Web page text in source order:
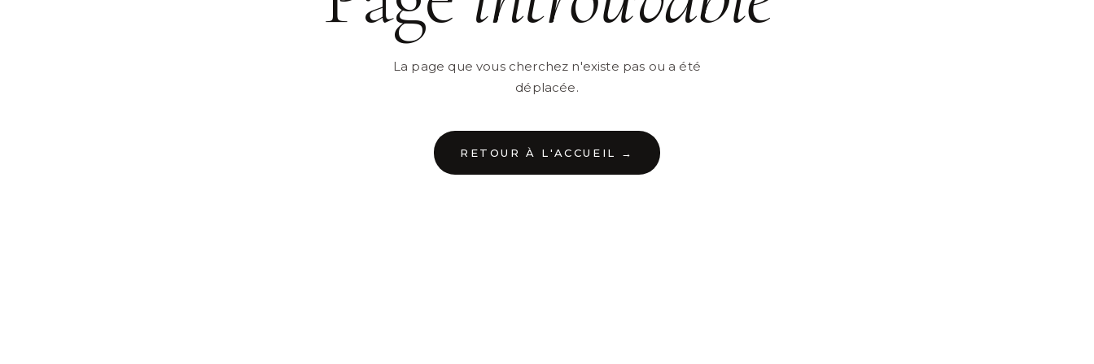
La page que vous cherchez n'existe pas ou a été
déplacée.
RETOUR À L'ACCUEIL →